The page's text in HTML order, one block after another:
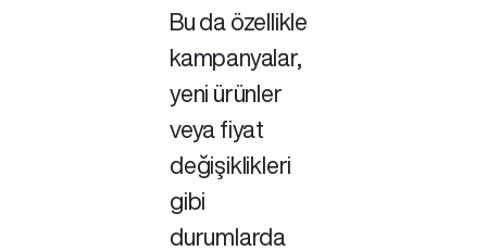
Bu da özellikle
kampanyalar,
yeni ürünler
veya fiyat
değişiklikleri
gibi
durumlarda